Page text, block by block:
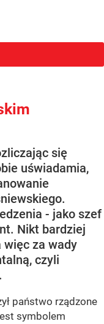
się
uświadamia,
- jako szef
Nikt bardziej
więc za wady
czyli
państwo rządzone
symbolem